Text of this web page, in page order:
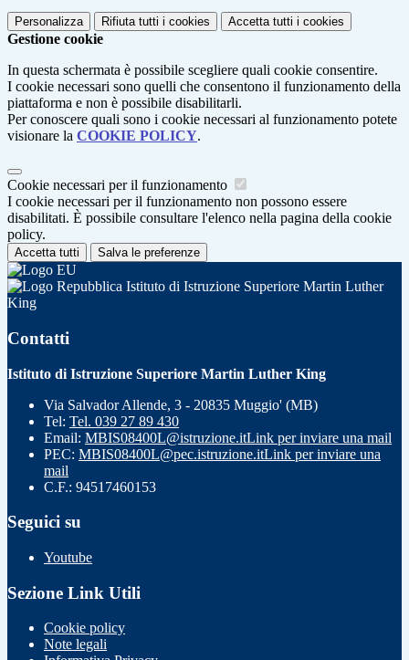
Personalizza Rifiuta tutti i cookies Accetta tutti i cookies
Gestione cookie
In questa schermata è possibile scegliere quali cookie consentire.
I cookie necessari sono quelli che consentono il funzionamento della
piattaforma e non è possibile disabilitarli.
Per conoscere quali sono i cookie necessari al funzionamento potete
visionare la COOKIE POLICY.
Cookie necessari per il funzionamento
I cookie necessari per il funzionamento non possono essere
disabilitati. È possibile consultare l'elenco nella pagina della cookie
policy.
Accetta tutti Salva le preferenze
Istituto di Istruzione Superiore Martin Luther
King
Contatti
Istituto di Istruzione Superiore Martin Luther King
Via Salvador Allende, 3 - 20835 Muggio' (MB)
Tel: Tel. 039 27 89 430
Email: MBIS08400L@istruzione.itLink per inviare una mail
PEC: MBIS08400L@pec.istruzione.itLink per inviare una
mail
C.F.: 94517460153
Seguici su
Youtube
Sezione Link Utili
Cookie policy
Note legali